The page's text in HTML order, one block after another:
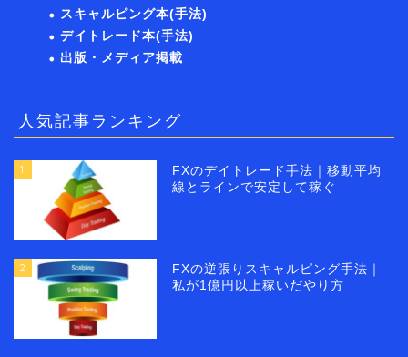
スキャルピング本(手法)
デイトレード本(手法)
出版・メディア掲載
人気記事ランキング
1
FXのデイトレード手法｜移動平均
線とラインで安定して稼ぐ
2
FXの逆張りスキャルピング手法｜
私が1億円以上稼いだやり方